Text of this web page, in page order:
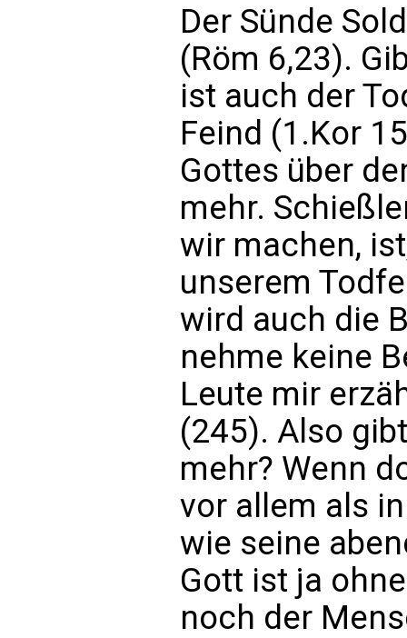
Der Sünde
(Röm 6,23).
ist auch der
Feind (1.Kor
Gottes über
mehr.
wir machen,
unserem
wird auch die
nehme keine
Leute mir
(245). Also
mehr? Wenn
vor allem als
wie seine
Gott ist ja
noch der